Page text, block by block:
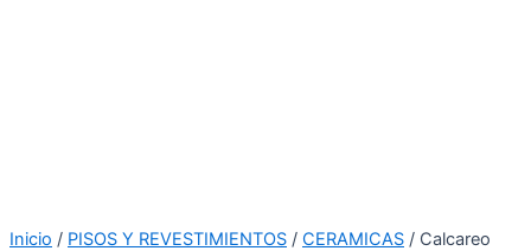
Inicio / PISOS Y REVESTIMIENTOS / CERAMICAS / Calcareo